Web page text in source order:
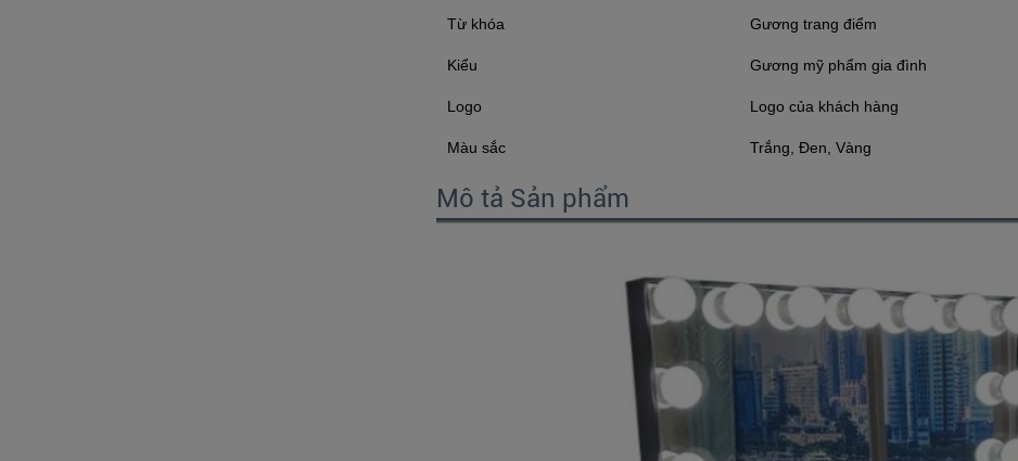
Từ khóa Gương trang điểm
Kiểu Gương mỹ phẩm gia đình
Logo Logo của khách hàng
Màu sắc Trắng, Đen, Vàng
Mô tả Sản phẩm